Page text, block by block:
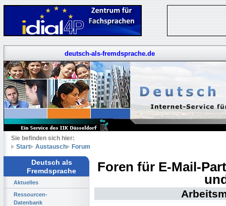
deutsch-als-fremdsprache.de
Sie befinden sich hier:
Start
Austausch Forum
Deutsch als
Fremdsprache
Aktuelles
Ressourcen-
Datenbank
Foren für E-Mail-